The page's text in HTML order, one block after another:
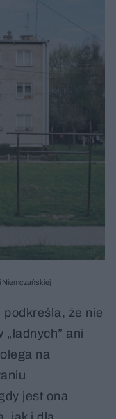
Niemczańskiej
podkreśla, że nie
ani
na
jest ona